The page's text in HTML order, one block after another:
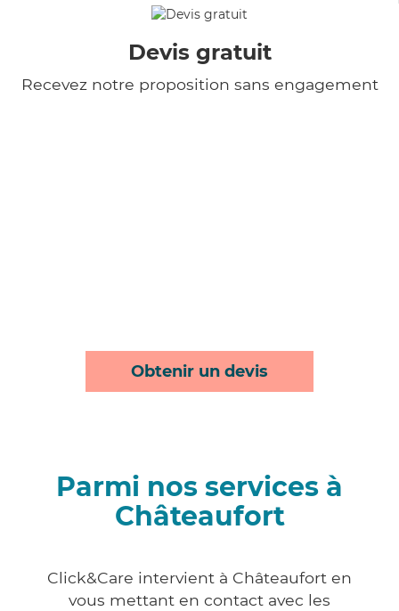
Devis gratuit
Recevez notre proposition sans engagement
Obtenir un devis
Parmi nos services à
Châteaufort
Click&Care intervient à Châteaufort en
vous mettant en contact avec les